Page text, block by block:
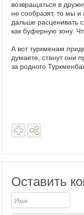
возвращаться в
не сообразят, то мы
дальше расценивать
как буферную зону.
А вот туркменам
думаете, станут они
за родного
Оставить